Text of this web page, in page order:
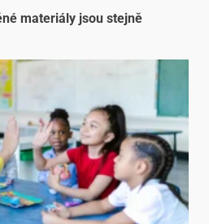
materiály jsou stejně